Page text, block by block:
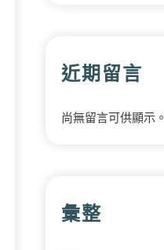
近期留言
尚無留言可供顯示。
彙整